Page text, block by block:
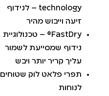
technology – לנידוף
זיעה וייבוש מהיר
FastDry® – טכנולוגיית
נידוף שמסייעת לשמור
עליך קריר יותר ויבש
תפרי פלאט לוק שטוחים
לנוחות